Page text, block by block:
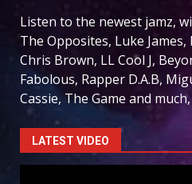
Listen to the newest jamz,
The Opposites, Luke James,
Chris Brown, LL Cool J,
Fabolous, Rapper D.A.B,
Cassie, The Game and
LATEST VIDEO